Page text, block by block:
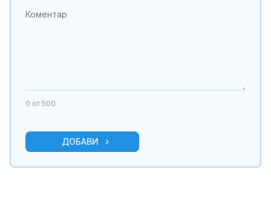
0 от 500
ДОБАВИ